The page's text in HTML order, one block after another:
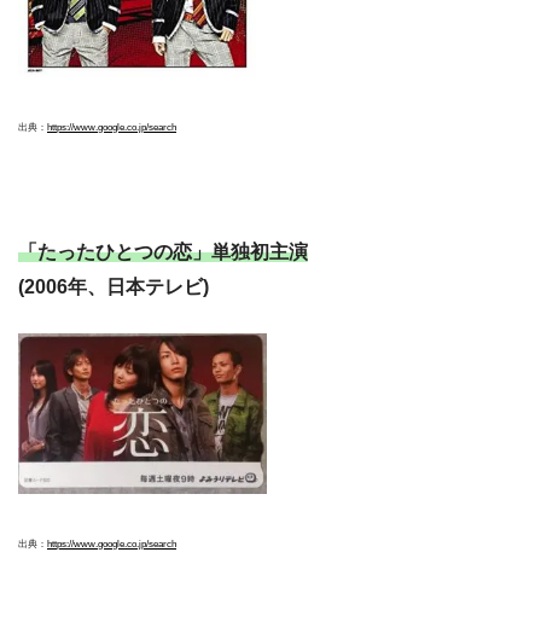
出典： https://www.google.co.jp/search
「たったひとつの恋」単独初主演
(2006年、日本テレビ)
出典： https://www.google.co.jp/search